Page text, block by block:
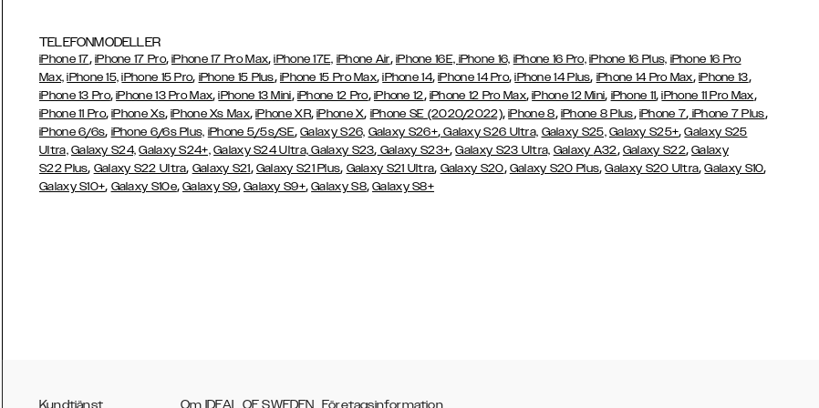
TELEFONMODELLER
iPhone 17, iPhone 17 Pro,iPhone 17 Pro Max,iPhone 17E, iPhone Air, iPhone 16E, iPhone 16, iPhone 16 Pro, iPhone 16 Plus, iPhone 16 Pro
Max, iPhone 15, iPhone 15 Pro, iPhone 15 Plus, iPhone 15 Pro Max,iPhone 14,iPhone 14 Pro,iPhone 14 Plus, iPhone 14 Pro Max, iPhone 13,
iPhone 13 Pro,iPhone 13 Pro Max,iPhone 13 Mini, iPhone 12 Pro, iPhone 12, iPhone 12 Pro Max,iPhone 12 Mini, iPhone 11,iPhone 11 Pro Max,
iPhone 11 Pro,iPhone Xs,iPhone Xs Max,iPhone XR,iPhone X, iPhone SE (2020/2022),iPhone 8, iPhone 8 Plus, iPhone 7, iPhone 7 Plus,
iPhone 6/6s, iPhone 6/6s Plus, iPhone 5/5s/SE,Galaxy S26, Galaxy S26+,Galaxy S26 Ultra, Galaxy S25, Galaxy S25+,Galaxy S25
Ultra, Galaxy S24, Galaxy S24+, Galaxy S24 Ultra, Galaxy S23, Galaxy S23+,Galaxy S23 Ultra, Galaxy A32, Galaxy S22,Galaxy
S22 Plus, Galaxy S22 Ultra, Galaxy S21, Galaxy S21 Plus, Galaxy S21 Ultra, Galaxy S20, Galaxy S20 Plus,Galaxy S20 Ultra,Galaxy S10,
Galaxy S10+, Galaxy S10e,Galaxy S9, Galaxy S9+,Galaxy S8,Galaxy S8+
Kundtjänst Om IDEAL OF SWEDEN Företagsinformation